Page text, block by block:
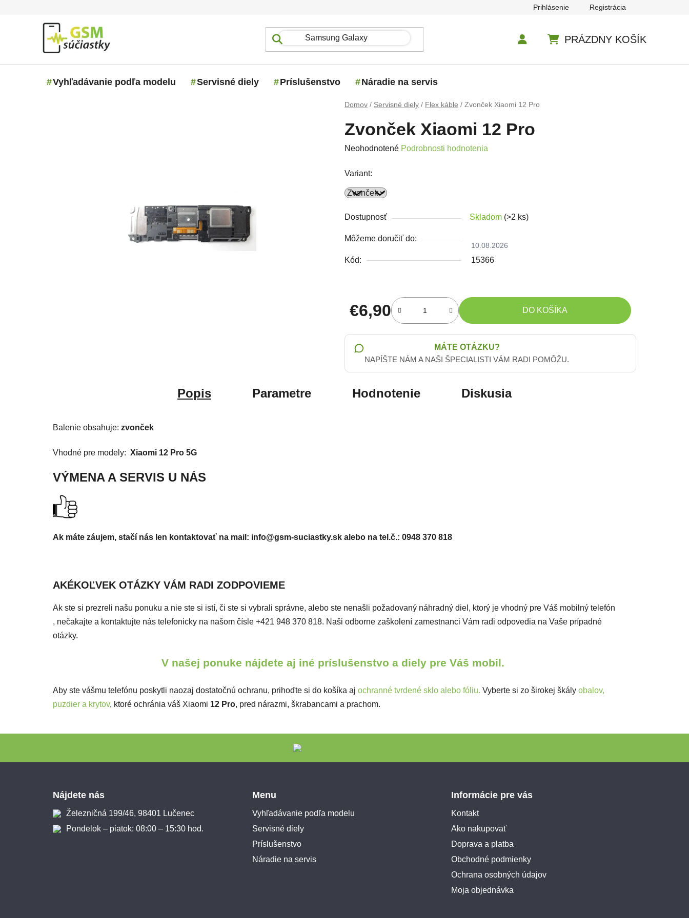
Prihlásenie Registrácia
PRÁZDNY KOŠÍK
Vyhľadávanie podľa modelu Servisné diely Príslušenstvo Náradie na servis
Domov / Servisné diely / Flex káble / Zvonček Xiaomi 12 Pro
Zvonček Xiaomi 12 Pro
Priemerné hodnotenie produktu je 0,0 z 5 hviezdičiek.
Neohodnotené Podrobnosti hodnotenia
Variant:
Dostupnosť Skladom (>2 ks)
Môžeme doručiť do:
10.08.2026
Kód: 15366
€6,90
Jednotková cena:
DO KOŠÍKA
MÁTE OTÁZKU?
NAPÍŠTE NÁM A NAŠI ŠPECIALISTI VÁM RADI POMÔŽU.
Popis Parametre Hodnotenie Diskusia
Balenie obsahuje: zvonček
Vhodné pre modely: Xiaomi 12 Pro 5G
VÝMENA A SERVIS U NÁS
Ak máte záujem, stačí nás len kontaktovať na mail: info@gsm-suciastky.sk alebo na tel.č.: 0948 370 818
AKÉKOĽVEK OTÁZKY VÁM RADI ZODPOVIEME
Ak ste si prezreli našu ponuku a nie ste si istí, či ste si vybrali správne, alebo ste nenašli požadovaný náhradný diel, ktorý je vhodný pre Váš mobilný telefón
, nečakajte a kontaktujte nás telefonicky na našom čísle +421 948 370 818. Naši odborne zaškolení zamestnanci Vám radi odpovedia na Vaše prípadné
otázky.
V našej ponuke nájdete aj iné príslušenstvo a diely pre Váš mobil.
Aby ste vášmu telefónu poskytli naozaj dostatočnú ochranu, prihoďte si do košíka aj ochranné tvrdené sklo alebo fóliu. Vyberte si zo širokej škály obalov,
puzdier a krytov, ktoré ochránia váš Xiaomi 12 Pro, pred nárazmi, škrabancami a prachom.
Nájdete nás
Železničná 199/46, 98401 Lučenec
Pondelok – piatok: 08:00 – 15:30 hod.
Menu
Vyhľadávanie podľa modelu
Servisné diely
Príslušenstvo
Náradie na servis
Informácie pre vás
Kontakt
Ako nakupovať
Doprava a platba
Obchodné podmienky
Ochrana osobných údajov
Moja objednávka